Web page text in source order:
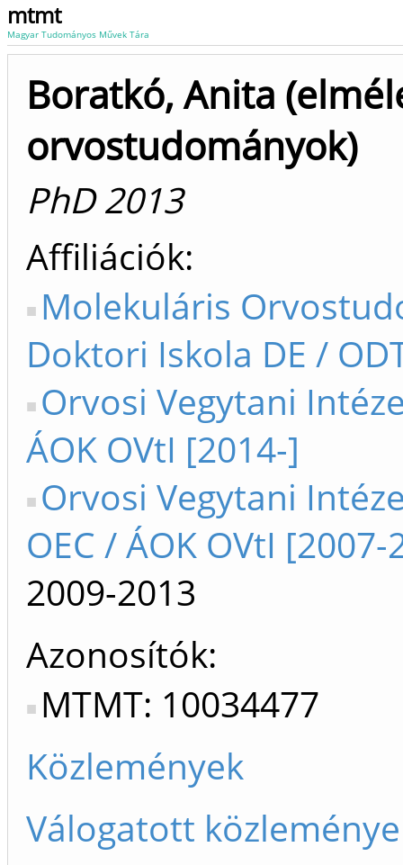
mtmt
Magyar Tudományos Művek Tára
Boratkó, Anita
orvostudományok)
PhD 2013
Affiliációk
Molekuláris
Doktori Iskola DE /
Orvosi Vegytani
ÁOK OVtI [2014-]
Orvosi Vegytani
OEC / ÁOK OVtI [2007-
2009-2013
Azonosítók
MTMT: 10034477
Közlemények
Válogatott